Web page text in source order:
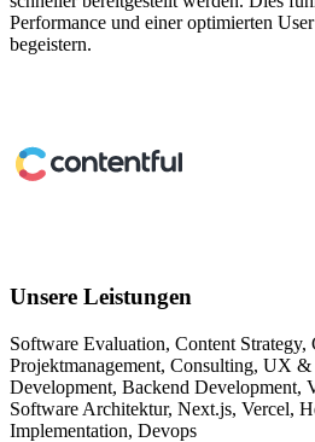
Performance und einer optimierten
begeistern.
Unsere Leistungen
Software Evaluation, Content Strategy,
Projektmanagement, Consulting, UX &
Development, Backend Development,
Software Architektur, Next.js, Vercel,
Implementation, Devops